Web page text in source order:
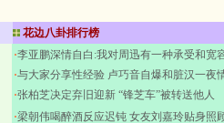
花边八卦排行榜
·李亚鹏深情自白:我对周迅有一种承受和宽
·与大家分享性经验 卢巧音自爆和脏汉一夜
·张柏芝决定弃旧迎新 “锋芝车”被转送他人
·梁朝伟喝醉酒反应迟钝 女友刘嘉玲贴身照